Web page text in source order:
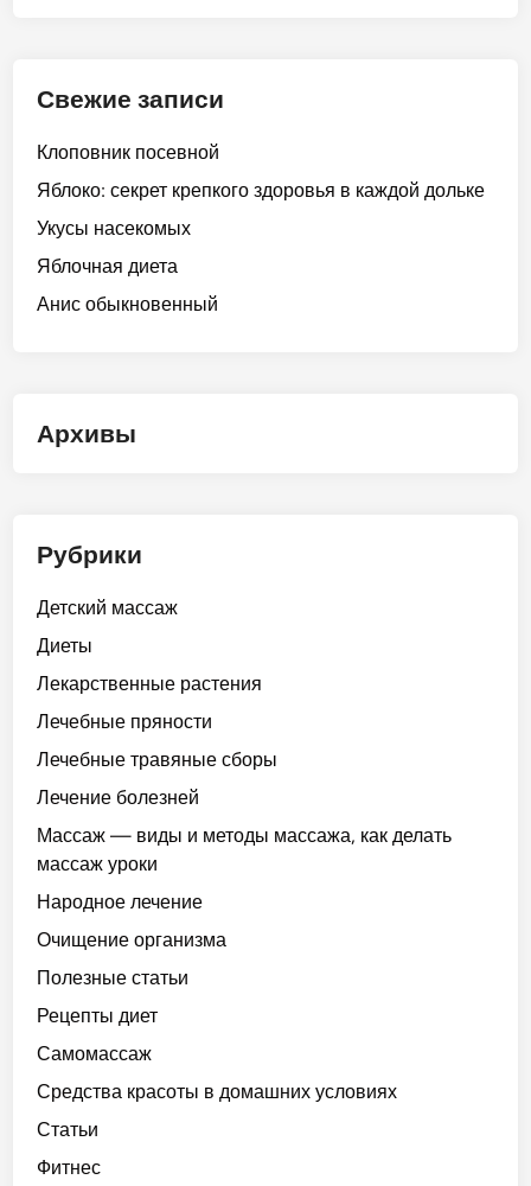
Свежие записи
Клоповник посевной
Яблоко: секрет крепкого здоровья в каждой дольке
Укусы насекомых
Яблочная диета
Анис обыкновенный
Архивы
Рубрики
Детский массаж
Диеты
Лекарственные растения
Лечебные пряности
Лечебные травяные сборы
Лечение болезней
Массаж — виды и методы массажа, как делать
массаж уроки
Народное лечение
Очищение организма
Полезные статьи
Рецепты диет
Самомассаж
Средства красоты в домашних условиях
Статьи
Фитнес